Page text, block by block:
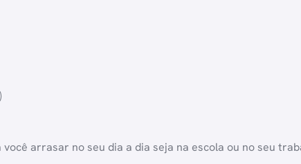
arrasar no seu dia a dia seja na escola ou no seu